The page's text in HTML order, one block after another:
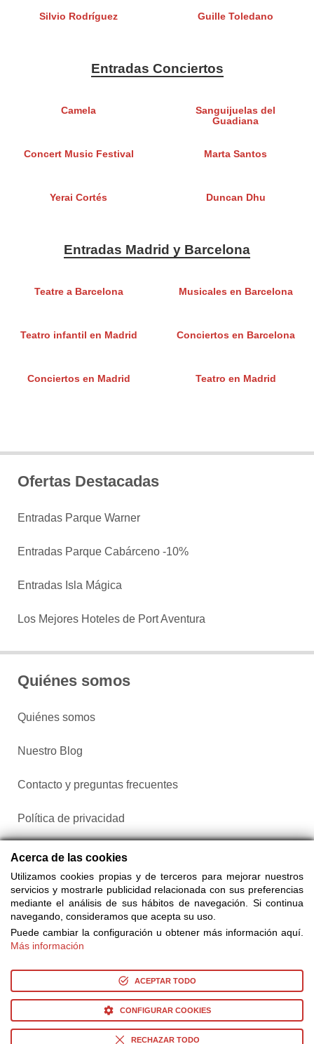
Silvio Rodríguez Guille Toledano
Entradas Conciertos
Camela
Sanguijuelas del
Guadiana
Concert Music Festival Marta Santos
Yerai Cortés Duncan Dhu
Entradas Madrid y Barcelona
Teatre a Barcelona Musicales en Barcelona
Teatro infantil en Madrid Conciertos en Barcelona
Conciertos en Madrid Teatro en Madrid
Ofertas Destacadas
Entradas Parque Warner
Entradas Parque Cabárceno -10%
Entradas Isla Mágica
Los Mejores Hoteles de Port Aventura
Quiénes somos
Quiénes somos
Nuestro Blog
Contacto y preguntas frecuentes
Política de privacidad
Configurar cookies
de 25 proveedores
© Copyright 2014-2026 Ociocultura Network SL. - All Rights
Reserved
Acerca de las cookies
Utilizamos cookies propias y de terceros para mejorar nuestros
servicios y mostrarle publicidad relacionada con sus preferencias
mediante el análisis de sus hábitos de navegación. Si continua
navegando, consideramos que acepta su uso.
Puede cambiar la configuración u obtener más información aquí.
Más información
ACEPTAR TODO
CONFIGURAR COOKIES
RECHAZAR TODO